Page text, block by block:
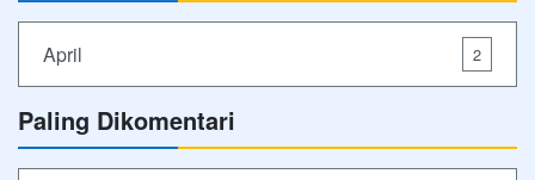
April 2
Paling Dikomentari